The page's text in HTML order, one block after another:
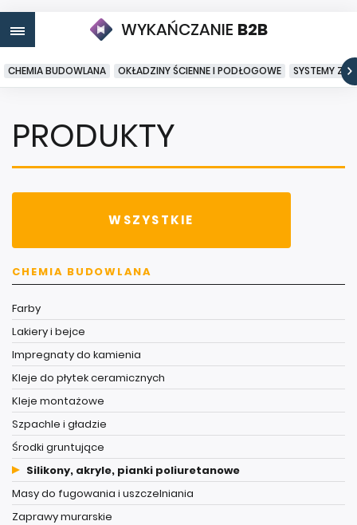
WYKAŃCZANIE B2B
CHEMIA BUDOWLANA OKŁADZINY ŚCIENNE I PODŁOGOWE SYSTEMY
PRODUKTY
WSZYSTKIE
CHEMIA BUDOWLANA
Farby
Lakiery i bejce
Impregnaty do kamienia
Kleje do płytek ceramicznych
Kleje montażowe
Szpachle i gładzie
Środki gruntujące
Silikony, akryle, pianki poliuretanowe
Masy do fugowania i uszczelniania
Zaprawy murarskie